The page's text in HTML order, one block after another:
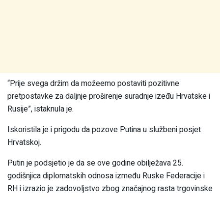
“Prije svega držim da možeemo postaviti pozitivne
pretpostavke za daljnje proširenje suradnje izeđu Hrvatske i
Rusije”, istaknula je.
Iskoristila je i prigodu da pozove Putina u službeni posjet
Hrvatskoj.
Putin je podsjetio je da se ove godine obilježava 25.
godišnjica diplomatskih odnosa između Ruske Federacije i
RH i izrazio je zadovoljstvo zbog značajnog rasta trgovinske